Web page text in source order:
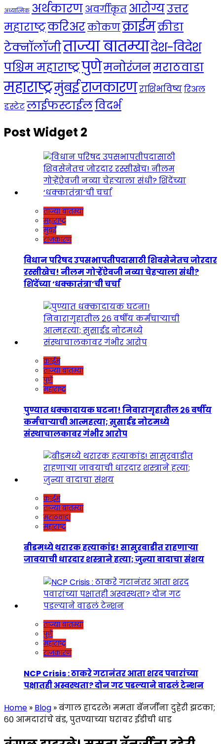
अध्यात्मिक अर्थकारणअवर्गीकृत आरोग्यउत्तर
महाराष्ट्रकरिअरकोकणक्राईमक्रीडा
टेक्नॉलॉजीताज्या बातम्यादेश-विदेश
पश्चिम महाराष्ट्रपुणेमनोरंजनमराठवाडा
महाराष्ट्रमुंबईराजकारणराशिभविष्यरिअल
इस्टेटलाईफस्टाईलविदर्भ
Post Widget 2
ताज्या बातम्या
महाराष्ट्र
मुंबई
राजकारण
विधान परिषद उपसभापतीपदासाठी शिवसेनेतच जोरदार
रस्सीखेच! नीलम गोऱ्हेंऐवजी नव्या चेहऱ्याला संधी?
शिंदेंच्या ‘धक्कातंत्रा’ची चर्चा
क्राईम
ताज्या बातम्या
पुणे
महाराष्ट्र
पुण्यात धक्कादायक घटना! निवारागृहातील २६ वर्षीय
कर्मचाऱ्याची आत्महत्या; सुसाईड नोटमध्ये
संस्थाचालकावर गंभीर आरोप
क्राईम
ताज्या बातम्या
मराठवाडा
महाराष्ट्र
बीडमध्ये थरारक हत्याकांड! सासुरवाडीत राहणाऱ्या
जावयाची धारदार शस्त्राने हत्या; जुन्या वादाचा संशय
ताज्या बातम्या
पुणे
महाराष्ट्र
राजकारण
NCP Crisis : ठाकरे गटानंतर आता शरद पवारांच्या
पक्षातही अस्वस्थता? दोन गट पडल्याने वाढलं टेन्शन
Home » Blog »बंगाल हादरले! ममता बॅनर्जींना दुहेरी झटका;
६० आमदारांचे बंड, पुतण्याच्या घरावर ईडीची धाड